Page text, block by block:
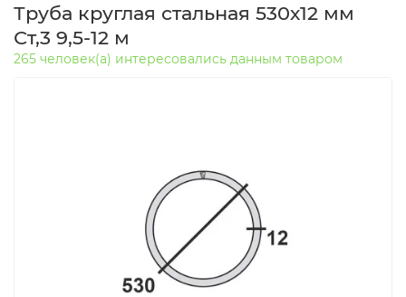
Труба круглая стальная 530х12 мм
Ст,3 9,5-12 м
265 человек(а) интересовались данным товаром